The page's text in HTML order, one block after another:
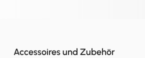
Accessoires und Zubehör